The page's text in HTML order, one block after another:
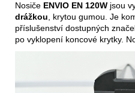
Nosiče ENVIO EN 120W jsou
drážkou , krytou gumou. Je
příslušenství dostupných
po vyklopení koncové krytky.